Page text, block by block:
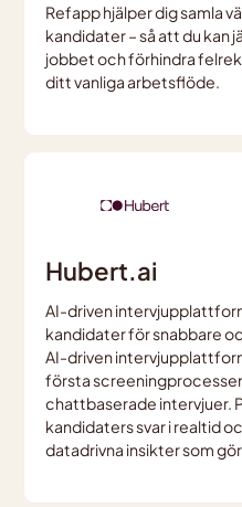
Refapp hjälper dig samla
kandidater – så att du kan
jobbet och förhindra
ditt vanliga arbetsflöde.
Hubert.ai
AI-driven
kandidater för snabbare
AI-driven
första
chattbaserade intervjuer.
kandidaters svar i realtid
datadrivna insikter som